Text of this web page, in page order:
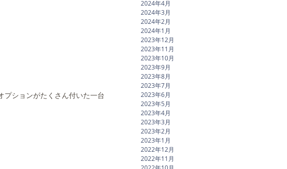
プションがたくさん付いた一台
2024年4月
2024年3月
2024年2月
2024年1月
2023年12月
2023年11月
2023年10月
2023年9月
2023年8月
2023年7月
2023年6月
2023年5月
2023年4月
2023年3月
2023年2月
2023年1月
2022年12月
2022年11月